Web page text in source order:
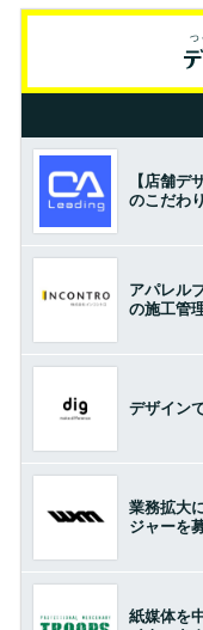
【店舗デ
のこだわ
アパレル
の施工管
デザイン
業務拡大
ジャーを
紙媒体を